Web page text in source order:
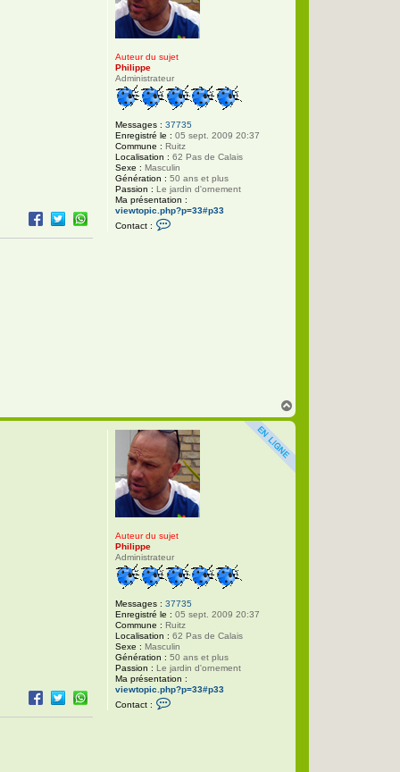
Auteur du sujet
Philippe
Administrateur
Messages : 37735
Enregistré le : 05 sept. 2009 20:37
Commune : Ruitz
Localisation : 62 Pas de Calais
Sexe : Masculin
Génération : 50 ans et plus
Passion : Le jardin d'ornement
Ma présentation :
viewtopic.php?p=33#p33
Contact :
a
u
Auteur du sujet
Philippe
Administrateur
Messages : 37735
Enregistré le : 05 sept. 2009 20:37
Commune : Ruitz
Localisation : 62 Pas de Calais
Sexe : Masculin
Génération : 50 ans et plus
Passion : Le jardin d'ornement
Ma présentation :
viewtopic.php?p=33#p33
Contact :